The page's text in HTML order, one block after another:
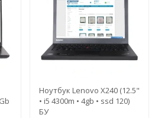
Ноутбук Lenovo X240 (12.5"
• i5 4300m • 4gb • ssd 120)
БУ